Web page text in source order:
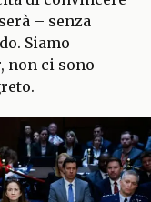
– senza
Siamo
non ci sono